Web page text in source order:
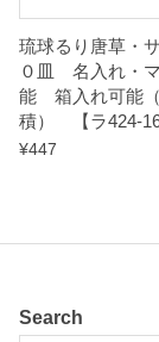
t
y
琉球るり唐草・
０皿 名入れ・
能 箱入れ可能
積） 【ラ424-
¥447
Search